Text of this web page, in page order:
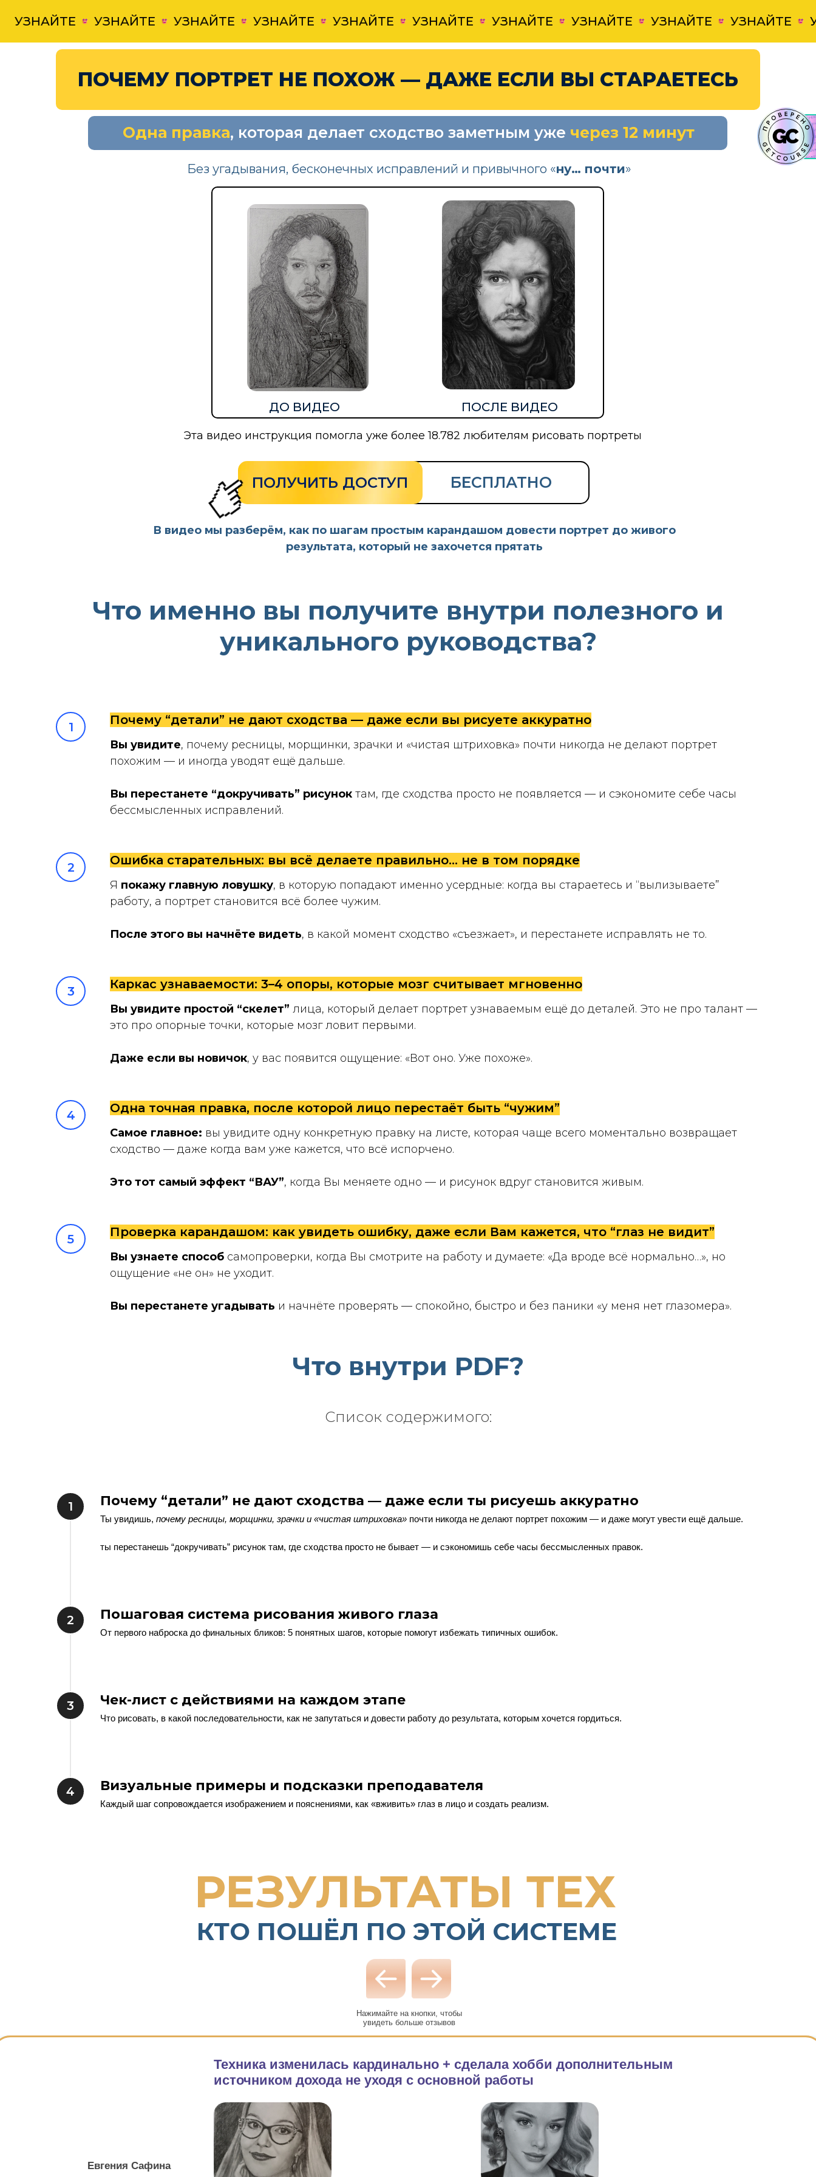
УЗНАЙТЕ УЗНАЙТЕ УЗНАЙТЕ УЗНАЙТЕ УЗНАЙТЕ УЗНАЙТЕ УЗНАЙТЕ УЗНАЙТЕ УЗНАЙТЕ
ПОЧЕМУ ПОРТРЕТ НЕ ПОХОЖ — ДАЖЕ ЕСЛИ ВЫ СТАРАЕТЕСЬ
Одна правка, которая делает сходство заметным уже через 12 минут
Без угадывания, бесконечных исправлений и привычного «ну… почти»
Эта видео инструкция помогла уже более 18.782 любителям рисовать портреты
В видео мы разберём, как по шагам простым карандашом довести портрет до живого
результата, который не захочется прятать
БЕСПЛАТНО
ПОЛУЧИТЬ ДОСТУП
ДО ВИДЕО ПОСЛЕ ВИДЕО
Что именно вы получите внутри полезного и
уникального руководства?
Почему “детали” не дают сходства — даже если вы рисуете аккуратно
Вы увидите, почему ресницы, морщинки, зрачки и «чистая штриховка» почти никогда не делают портрет
похожим — и иногда уводят ещё дальше.
Вы перестанете “докручивать” рисунок там, где сходства просто не появляется — и сэкономите себе часы
бессмысленных исправлений.
Ошибка старательных: вы всё делаете правильно… не в том порядке
Я покажу главную ловушку, в которую попадают именно усердные: когда вы стараетесь и “вылизываете”
работу, а портрет становится всё более чужим.
После этого вы начнёте видеть, в какой момент сходство «съезжает», и перестанете исправлять не то.
Каркас узнаваемости: 3–4 опоры, которые мозг считывает мгновенно
Вы увидите простой “скелет” лица, который делает портрет узнаваемым ещё до деталей. Это не про талант —
это про опорные точки, которые мозг ловит первыми.
Даже если вы новичок, у вас появится ощущение: «Вот оно. Уже похоже».
Одна точная правка, после которой лицо перестаёт быть “чужим”
Самое главное: вы увидите одну конкретную правку на листе, которая чаще всего моментально возвращает
сходство — даже когда вам уже кажется, что всё испорчено.
Это тот самый эффект “ВАУ”, когда Вы меняете одно — и рисунок вдруг становится живым.
Проверка карандашом: как увидеть ошибку, даже если Вам кажется, что “глаз не видит”
Вы узнаете способ самопроверки, когда Вы смотрите на работу и думаете: «Да вроде всё нормально…», но
ощущение «не он» не уходит.
Вы перестанете угадывать и начнёте проверять — спокойно, быстро и без паники «у меня нет глазомера».
Что внутри PDF?
Список содержимого:
Почему “детали” не дают сходства — даже если ты рисуешь аккуратно
Ты увидишь, почему ресницы, морщинки, зрачки и «чистая штриховка» почти никогда не делают портрет похожим — и даже могут увести ещё дальше.
ты перестанешь “докручивать” рисунок там, где сходства просто не бывает — и сэкономишь себе часы бессмысленных правок.
Пошаговая система рисования живого глаза
От первого наброска до финальных бликов: 5 понятных шагов, которые помогут избежать типичных ошибок.
Чек-лист с действиями на каждом этапе
Что рисовать, в какой последовательности, как не запутаться и довести работу до результата, которым хочется гордиться.
Визуальные примеры и подсказки преподавателя
Каждый шаг сопровождается изображением и пояснениями, как «вживить» глаз в лицо и создать реализм.
КТО ПОШЁЛ ПО ЭТОЙ СИСТЕМЕ
РЕЗУЛЬТАТЫ ТЕХ
Нажимайте на кнопки, чтобы
увидеть больше отзывов
Техника изменилась кардинально + сделала хобби дополнительным
источником дохода не уходя с основной работы
Евгения Сафина